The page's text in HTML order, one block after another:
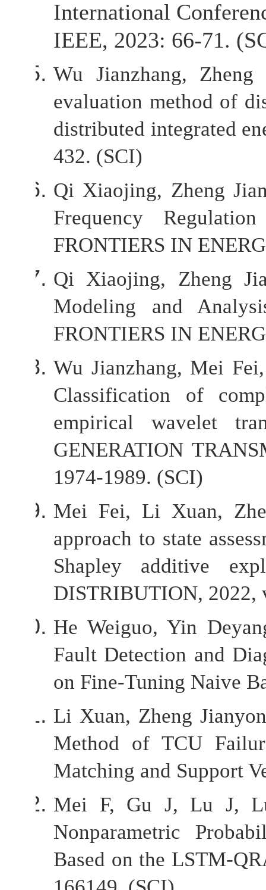
International
IEEE, 2023: 66-71.
Wu Jianzhang,
evaluation method of
distributed integrated
432. (SCI)
Qi Xiaojing, Zheng
Frequency
FRONTIERS IN
Qi Xiaojing, Zheng
Modeling and
FRONTIERS IN
Wu Jianzhang, Mei
Classification of
empirical wavelet
GENERATION
1974-1989. (SCI)
Mei Fei, Li Xuan,
approach to state
Shapley additive
DISTRIBUTION, 2022,
He Weiguo, Yin
Fault Detection and
on Fine-Tuning Naive
Li Xuan, Zheng
Method of TCU
Matching and Support
Mei F, Gu J, Lu J,
Nonparametric
Based on the LSTM-QRA